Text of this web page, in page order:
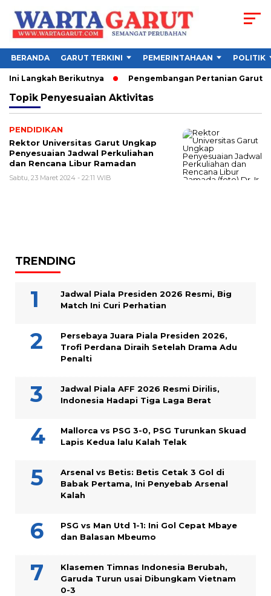
BERANDA GARUT TERKINI PEMERINTAHAAN POLITIK
Ini Langkah Berikutnya Pengembangan Pertanian Garut
Topik Penyesuaian Aktivitas
PENDIDIKAN
Rektor Universitas Garut Ungkap
Penyesuaian Jadwal Perkuliahan
dan Rencana Libur Ramadan
Sabtu, 23 Maret 2024 - 22:11 WIB
TRENDING
Jadwal Piala Presiden 2026 Resmi, Big
Match Ini Curi Perhatian
Persebaya Juara Piala Presiden 2026,
Trofi Perdana Diraih Setelah Drama Adu
Penalti
Jadwal Piala AFF 2026 Resmi Dirilis,
Indonesia Hadapi Tiga Laga Berat
Mallorca vs PSG 3-0, PSG Turunkan Skuad
Lapis Kedua lalu Kalah Telak
Arsenal vs Betis: Betis Cetak 3 Gol di
Babak Pertama, Ini Penyebab Arsenal
Kalah
PSG vs Man Utd 1-1: Ini Gol Cepat Mbaye
dan Balasan Mbeumo
Klasemen Timnas Indonesia Berubah,
Garuda Turun usai Dibungkam Vietnam
0-3